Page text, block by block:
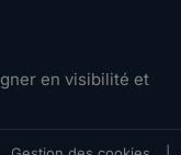
en visibilité et